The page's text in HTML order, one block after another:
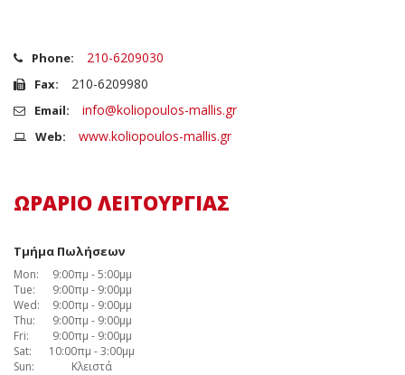
Phone: 210-6209030
Fax: 210-6209980
Email: info@koliopoulos-mallis.gr
Web: www.koliopoulos-mallis.gr
ΩΡΑΡΙΟ ΛΕΙΤΟΥΡΓΙΑΣ
Τμήμα Πωλήσεων
Mon:
9:00πμ - 5:00μμ
Tue:
9:00πμ - 9:00μμ
Wed:
9:00πμ - 9:00μμ
Thu:
9:00πμ - 9:00μμ
Fri:
9:00πμ - 9:00μμ
Sat:
10:00πμ - 3:00μμ
Sun:
Κλειστά